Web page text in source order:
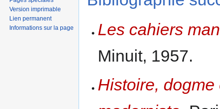
Les cahiers
Minuit, 1957.
Histoire,
Version imprimable
Lien permanent
Informations sur la page